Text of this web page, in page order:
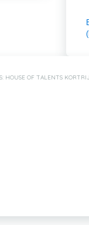
HOUSE OF TALENTS